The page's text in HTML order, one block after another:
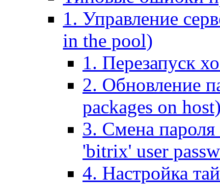
1. Управление
in the pool)
1. Перезапуск
2. Обновление
packages on
3. Смена пароля
'bitrix' user
4. Настройка